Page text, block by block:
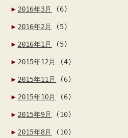
2016年3月 (6)
2016年2月 (5)
2016年1月 (5)
2015年12月 (4)
2015年11月 (6)
2015年10月 (6)
2015年9月 (10)
2015年8月 (10)